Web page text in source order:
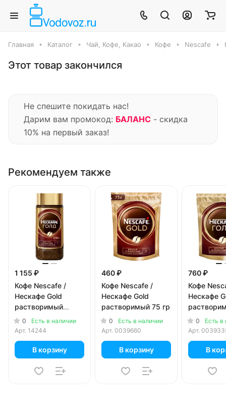
Главная Каталог Чай, Кофе, Какао Кофе Nescafe
Этот товар закончился
Не спешите покидать нас!
Дарим вам промокод: БАЛАНС - скидка
10% на первый заказ!
Рекомендуем также
1 155 ₽
Кофе Nescafe /
Нескафе Gold
растворимый
стекло, 190 гр
0
Есть в наличии
Арт. 14244
В корзину
460 ₽
Кофе Nescafe /
Нескафе Gold
растворимый 75 гр
0
Есть в наличии
Арт. 0039660
В корзину
760 ₽
Кофе
Нескафе
(130 гр)
0
Есть в
Арт.
В